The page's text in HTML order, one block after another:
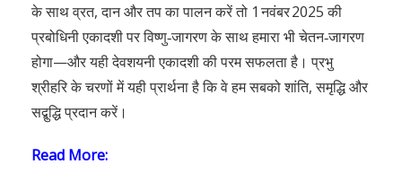
के साथ व्रत, दान और तप का पालन करें तो 1 नवंबर 2025 की
प्रबोधिनी एकादशी पर विष्णु‑जागरण के साथ हमारा भी चेतन‑जागरण
होगा—और यही देवशयनी एकादशी की परम सफलता है। प्रभु
श्रीहरि के चरणों में यही प्रार्थना है कि वे हम सबको शांति, समृद्धि और
सद्बुद्धि प्रदान करें।
Read More: